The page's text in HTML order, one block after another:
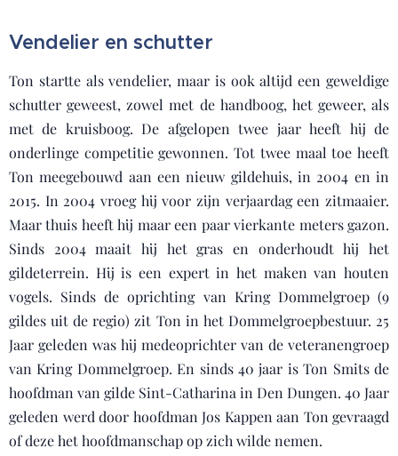
Vendelier en schutter
Ton startte als vendelier, maar is ook altijd een geweldige
schutter geweest, zowel met de handboog, het geweer, als
met de kruisboog. De afgelopen twee jaar heeft hij de
onderlinge competitie gewonnen. Tot twee maal toe heeft
Ton meegebouwd aan een nieuw gildehuis, in 2004 en in
2015. In 2004 vroeg hij voor zijn verjaardag een zitmaaier.
Maar thuis heeft hij maar een paar vierkante meters gazon.
Sinds 2004 maait hij het gras en onderhoudt hij het
gildeterrein. Hij is een expert in het maken van houten
vogels. Sinds de oprichting van Kring Dommelgroep (9
gildes uit de regio) zit Ton in het Dommelgroepbestuur. 25
Jaar geleden was hij medeoprichter van de veteranengroep
van Kring Dommelgroep. En sinds 40 jaar is Ton Smits de
hoofdman van gilde Sint-Catharina in Den Dungen. 40 Jaar
geleden werd door hoofdman Jos Kappen aan Ton gevraagd
of deze het hoofdmanschap op zich wilde nemen.